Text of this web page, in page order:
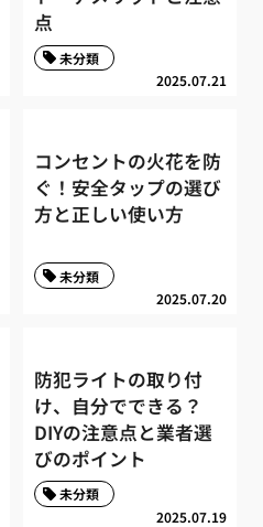
点
2025.07.21
未分類
コンセントの火花を防
ぐ！安全タップの選び
方と正しい使い方
2025.07.20
未分類
防犯ライトの取り付
け、自分でできる？
DIYの注意点と業者選
びのポイント
2025.07.19
未分類